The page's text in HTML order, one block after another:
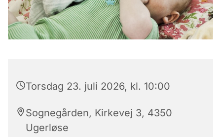
Torsdag 23. juli 2026, kl. 10:00
Sognegården, Kirkevej 3, 4350
Ugerløse